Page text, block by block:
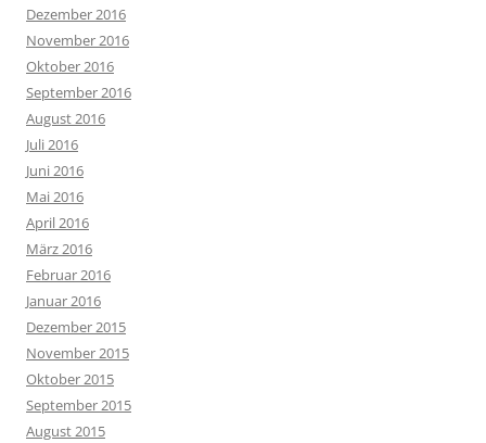
Dezember 2016
November 2016
Oktober 2016
September 2016
August 2016
Juli 2016
Juni 2016
Mai 2016
April 2016
März 2016
Februar 2016
Januar 2016
Dezember 2015
November 2015
Oktober 2015
September 2015
August 2015